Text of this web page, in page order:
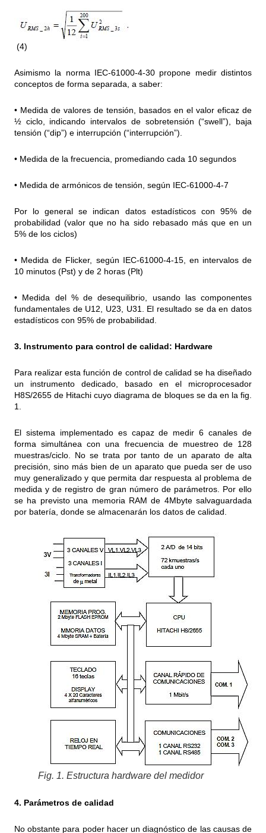
(4)
Asimismo la norma IEC-61000-4-30 propone medir distintos
conceptos de forma separada, a saber:
• Medida de valores de tensión, basados en el valor eficaz de
½ ciclo, indicando intervalos de sobretensión (“swell”), baja
tensión (“dip”) e interrupción (“interrupción”).
• Medida de la frecuencia, promediando cada 10 segundos
• Medida de armónicos de tensión, según IEC-61000-4-7
Por lo general se indican datos estadísticos con 95% de
probabilidad (valor que no ha sido rebasado más que en un
5% de los ciclos)
• Medida de Flicker, según IEC-61000-4-15, en intervalos de
10 minutos (Pst) y de 2 horas (Plt)
• Medida del % de desequilibrio, usando las componentes
fundamentales de U12, U23, U31. El resultado se da en datos
estadísticos con 95% de probabilidad.
3. Instrumento para control de calidad: Hardware
Para realizar esta función de control de calidad se ha diseñado
un instrumento dedicado, basado en el microprocesador
H8S/2655 de Hitachi cuyo diagrama de bloques se da en la fig.
1.
El sistema implementado es capaz de medir 6 canales de
forma simultánea con una frecuencia de muestreo de 128
muestras/ciclo. No se trata por tanto de un aparato de alta
precisión, sino más bien de un aparato que pueda ser de uso
muy generalizado y que permita dar respuesta al problema de
medida y de registro de gran número de parámetros. Por ello
se ha previsto una memoria RAM de 4Mbyte salvaguardada
por batería, donde se almacenarán los datos de calidad.
Fig. 1. Estructura hardware del medidor
4. Parámetros de calidad
No obstante para poder hacer un diagnóstico de las causas de